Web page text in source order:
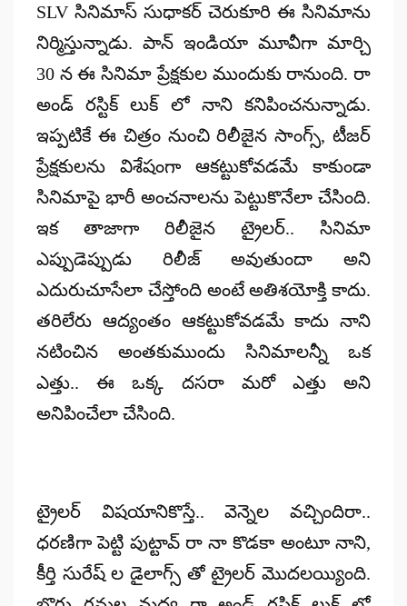
SLV సినిమాస్ సుధాకర్ చెరుకూరి ఈ సినిమాను
నిర్మిస్తున్నాడు. పాన్ ఇండియా మూవీగా మార్చి
30 న ఈ సినిమా ప్రేక్షకుల ముందుకు రానుంది. రా
అండ్ రస్టిక్ లుక్ లో నాని కనిపించనున్నాడు.
ఇప్పటికే ఈ చిత్రం నుంచి రిలీజైన సాంగ్స్, టీజర్
ప్రేక్షకులను విశేషంగా ఆకట్టుకోవడమే కాకుండా
సినిమాపై భారీ అంచనాలను పెట్టుకొనేలా చేసింది.
ఇక తాజాగా రిలీజైన ట్రైలర్.. సినిమా
ఎప్పుడెప్పుడు రిలీజ్ అవుతుందా అని
ఎదురుచూసేలా చేస్తోంది అంటే అతిశయోక్తి కాదు.
తరిలేరు ఆద్యంతం ఆకట్టుకోవడమే కాదు నాని
నటించిన అంతకుముందు సినిమాలన్నీ ఒక
ఎత్తు.. ఈ ఒక్క దసరా మరో ఎత్తు అని
అనిపించేలా చేసింది.
ట్రైలర్ విషయానికొస్తే.. వెన్నెల వచ్చిందిరా..
ధరణిగా పెట్టి పుట్టావ్ రా నా కొడకా అంటూ నాని,
కీర్తి సురేష్ ల డైలాగ్స్ తో ట్రైలర్ మొదలయ్యింది.